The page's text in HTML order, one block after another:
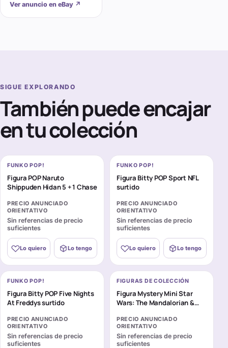
Ver anuncio en eBay ↗
SIGUE EXPLORANDO
También puede encajar
en tu colección
FUNKO POP!
Figura POP Naruto
Shippuden Hidan 5 + 1 Chase
PRECIO ANUNCIADO
ORIENTATIVO
Sin referencias de precio
suficientes
Lo quiero Lo tengo
FUNKO POP!
Figura Bitty POP Sport NFL
surtido
PRECIO ANUNCIADO
ORIENTATIVO
Sin referencias de precio
suficientes
Lo quiero Lo tengo
FUNKO POP!
Figura Bitty POP Five Nights
At Freddys surtido
PRECIO ANUNCIADO
ORIENTATIVO
Sin referencias de precio
suficientes
FIGURAS DE COLECCIÓN
Figura Mystery Mini Star
Wars: The Mandalorian &
PRECIO ANUNCIADO
ORIENTATIVO
Sin referencias de precio
suficientes